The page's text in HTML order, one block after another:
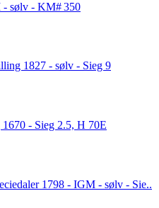
- sølv - KM# 350
1827 - sølv - Sieg 9
- Sieg 2.5, H 70E
1798 - IGM - sølv - Sie..